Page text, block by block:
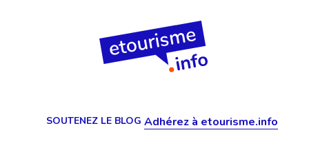
SOUTENEZ LE BLOG Adhérez à etourisme.info